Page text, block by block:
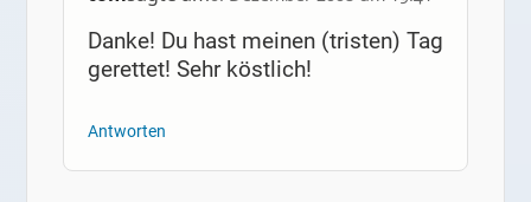
Danke! Du hast meinen (tristen) Tag
gerettet! Sehr köstlich!
Antworten